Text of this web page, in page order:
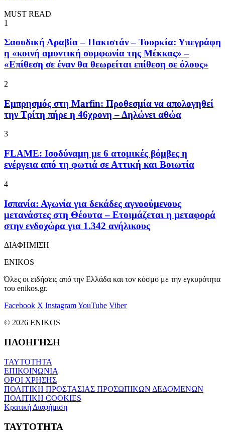
MUST READ
1
Σαουδική Αραβία – Πακιστάν – Τουρκία: Υπεγράφη
η «κοινή αμυντική συμφωνία της Μέκκας» –
«Επίθεση σε έναν θα θεωρείται επίθεση σε όλους»
2
Εμπρησμός στη Marfin: Προθεσμία να απολογηθεί
την Τρίτη πήρε η 46χρονη – Δηλώνει αθώα
3
FLAME: Ισοδύναμη με 6 ατομικές βόμβες η
ενέργεια από τη φωτιά σε Αττική και Βοιωτία
4
Ισπανία: Αγωνία για δεκάδες αγνοούμενους
μετανάστες στη Θέουτα – Ετοιμάζεται η μεταφορά
στην ενδοχώρα για 1.342 ανήλικους
ΔΙΑΦΗΜΙΣΗ
ENIKOS
Όλες οι ειδήσεις από την Ελλάδα και τον κόσμο με την εγκυρότητα
του enikos.gr.
Facebook X InstagramYouTube Viber
© 2026 ENIKOS
ΠΛΟΗΓΗΣΗ
ΤΑΥΤΟΤΗΤΑ
ΕΠΙΚΟΙΝΩΝΙΑ
ΟΡΟΙ ΧΡΗΣΗΣ
ΠΟΛΙΤΙΚΗ ΠΡΟΣΤΑΣΙΑΣ ΠΡΟΣΩΠΙΚΩΝ ΔΕΔΟΜΕΝΩΝ
ΠΟΛΙΤΙΚΗ COOKIES
Κρατική Διαφήμιση
ΤΑΥΤΟΤΗΤΑ